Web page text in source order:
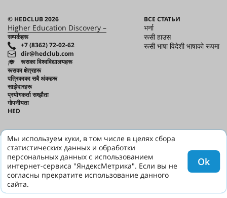
© HEDCLUB 2026
Higher Education Discovery –
सम्पर्कहरू
+7 (8362) 72-02-62
dir@hedclub.com
ВСЕ СТАТЬИ
भर्ना
रूसी हाउस
रूसी भाषा विदेशी भाषाको रूपमा
रूसका विश्वविद्यालयहरू
रूसका क्षेत्रहरू
पत्रिकाका सबै अंकहरू
साझेदारहरू
प्रयोगकर्ता सम्झौता
गोपनीयता
HED
Мы используем куки, в том числе в целях сбора
статистических данных и обработки
персональных данных с использованием
интернет-сервиса "ЯндексМетрика". Если вы не
согласны прекратите использование данного
сайта.
Ok